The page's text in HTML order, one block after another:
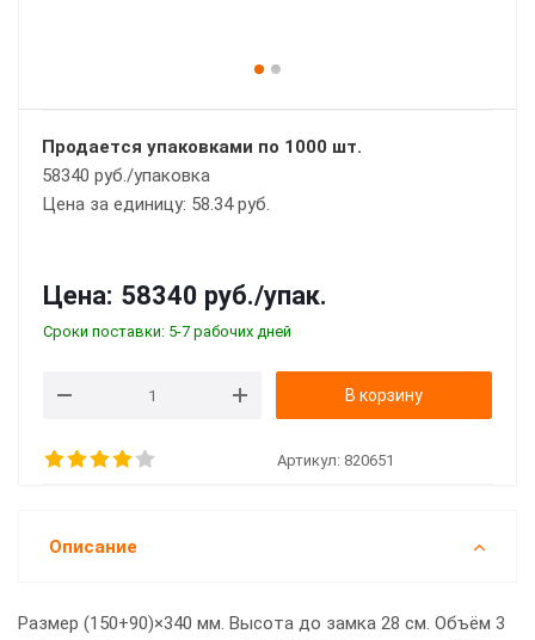
Продается упаковками по 1000 шт.
58340 руб./упаковка
Цена за единицу: 58.34 руб.
Цена: 58340 руб./упак.
Сроки поставки: 5-7 рабочих дней
В корзину
Артикул: 820651
Описание
Размер (150+90)×340 мм. Высота до замка 28 см. Объём 3